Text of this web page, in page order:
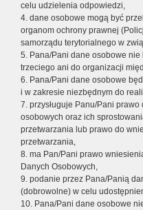
celu udzielenia odpowiedzi,
4. dane osobowe mogą być
organom ochrony prawnej
samorządu terytorialnego w
5. Pana/Pani dane osobowe
trzeciego ani do organizacji
6. Pana/Pani dane osobowe
i w zakresie niezbędnym do
7. przysługuje Panu/Pani
osobowych oraz ich
przetwarzania lub prawo do
przetwarzania,
8. ma Pan/Pani prawo
Danych Osobowych,
9. podanie przez Pana/Panią
(dobrowolne) w celu
10. Pana/Pani dane osobowe